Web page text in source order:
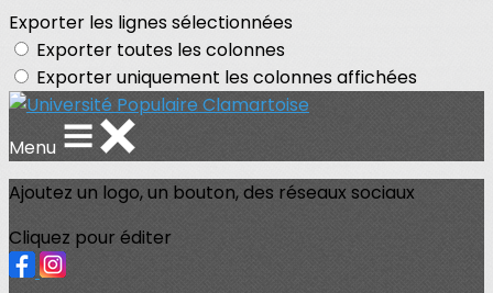
Exporter les lignes sélectionnées
Exporter toutes les colonnes
Exporter uniquement les colonnes affichées
Menu
Ajoutez un logo, un bouton, des réseaux sociaux
Cliquez pour éditer